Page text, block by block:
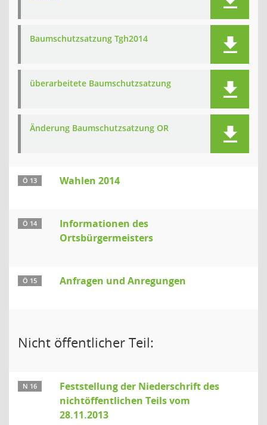
Baumschutzsatzung Tgh2014
überarbeitete Baumschutzsatzung
Änderung Baumschutzsatzung OR
Ö 13 Wahlen 2014
Ö 14
Informationen des
Ortsbürgermeisters
Ö 15 Anfragen und Anregungen
Nicht öffentlicher Teil:
N 16
Feststellung der Niederschrift des
nichtöffentlichen Teils vom
28.11.2013